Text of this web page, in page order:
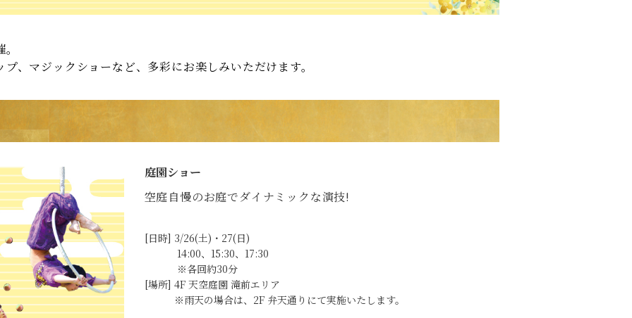
、マジックショーなど、多彩にお楽しみいただけます。
庭園ショー
空庭自慢のお庭でダイナミックな演技!
[日時] 3/26(土)・27(日)
14:00、15:30、17:30
※各回約30分
[場所] 4F 天空庭園 滝前エリア
※雨天の場合は、2F 弁天通りにて実施いたします。